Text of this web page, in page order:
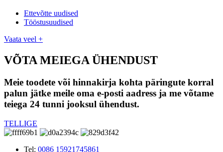
Ettevõtte uudised
Tööstusuudised
Vaata veel +
VÕTA MEIEGA ÜHENDUST
Meie toodete või hinnakirja kohta päringute korral
palun jätke meile oma e-posti aadress ja me võtame
teiega 24 tunni jooksul ühendust.
TELLIGE
Tel: 0086 15921745861